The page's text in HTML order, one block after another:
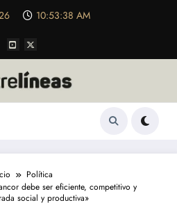
10:53:39 AM
Política
debe ser eficiente, competitivo y
social y productiva»